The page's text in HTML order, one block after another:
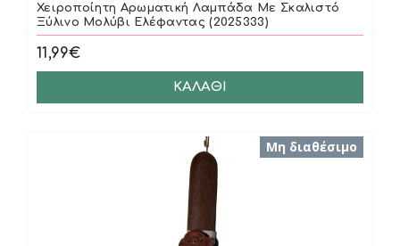
Χειροποίητη Αρωματική Λαμπάδα Με Σκαλιστό
Ξύλινο Μολύβι Ελέφαντας (2025333)
11,99€
ΚΑΛΆΘΙ
Μη διαθέσιμο